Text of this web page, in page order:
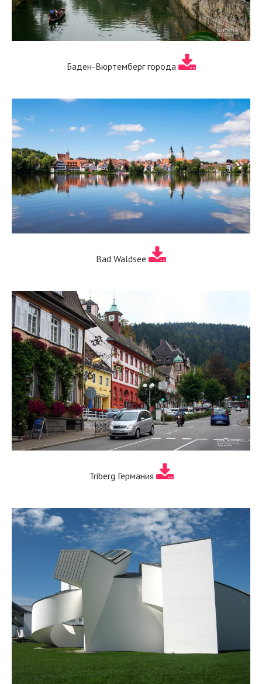
Баден-Вюртемберг города
Bad Waldsee
Triberg Германия